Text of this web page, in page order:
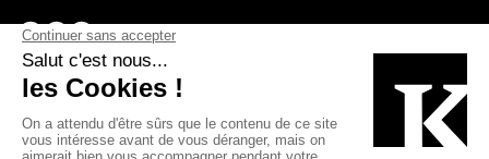
Page Facebook de Kollectif
Page Instagram de Kollectif
Page Linkedin de Kollectif